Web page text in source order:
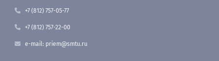
+7 (812) 757-05-77
+7 (812) 757-22-00
e-mail: priem@smtu.ru